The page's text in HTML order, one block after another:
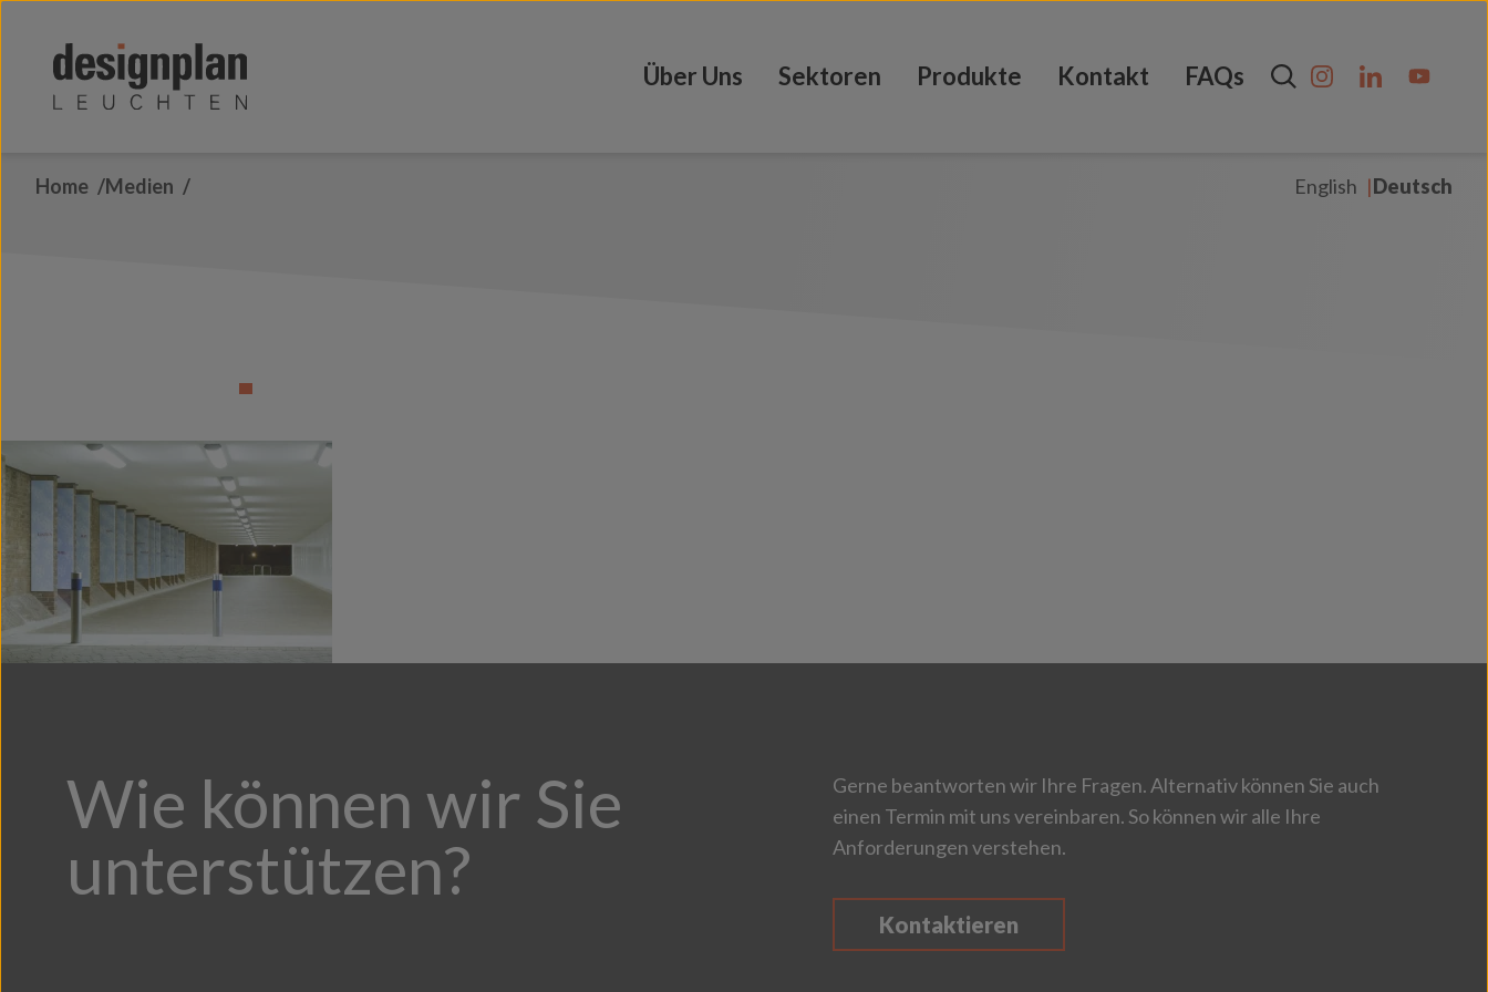
Über Uns Sektoren Produkte Kontakt FAQs
Home Medien English Deutsch
Wie können wir Sie
unterstützen?
Gerne beantworten wir Ihre Fragen. Alternativ können Sie auch
einen Termin mit uns vereinbaren. So können wir alle Ihre
Anforderungen verstehen.
Kontaktieren